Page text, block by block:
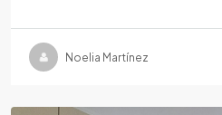
Noelia Martínez